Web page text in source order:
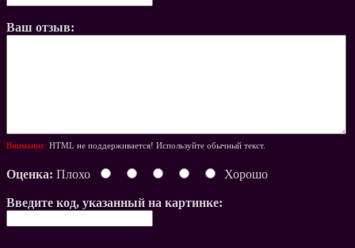
Ваш отзыв:
Внимание: HTML не поддерживается! Используйте обычный текст.
Оценка: Плохо Хорошо
Введите код, указанный на картинке: